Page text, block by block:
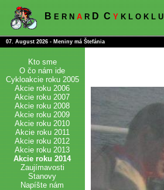
B E R N A R D C Y K L O K L U
07. August 2026 - Meniny má Štefánia
Kto sme
O čo nám ide
Cykloakcie roku 2005
Akcie roku 2006
Akcie roku 2007
Akcie roku 2008
Akcie roku 2009
Akcie roku 2010
Akcie roku 2011
Akcie roku 2012
Akcie roku 2013
Akcie roku 2014
Zaujímavosti
Stanovy
Napíšte nám